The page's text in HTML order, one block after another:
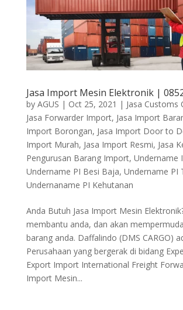
Jasa Import Mesin Elektronik |
by AGUS | Oct 25, 2021 | Jasa Customs
Jasa Forwarder Import, Jasa Import
Import Borongan, Jasa Import Door to
Import Murah, Jasa Import Resmi, Jasa
Pengurusan Barang Import, Undername
Undername PI Besi Baja, Undername PI
Undernaname PI Kehutanan
Anda Butuh Jasa Import Mesin
membantu anda, dan akan
barang anda. Daffalindo (DMS CARGO)
Perusahaan yang bergerak di bidang
Export Import International Freight
Import Mesin...